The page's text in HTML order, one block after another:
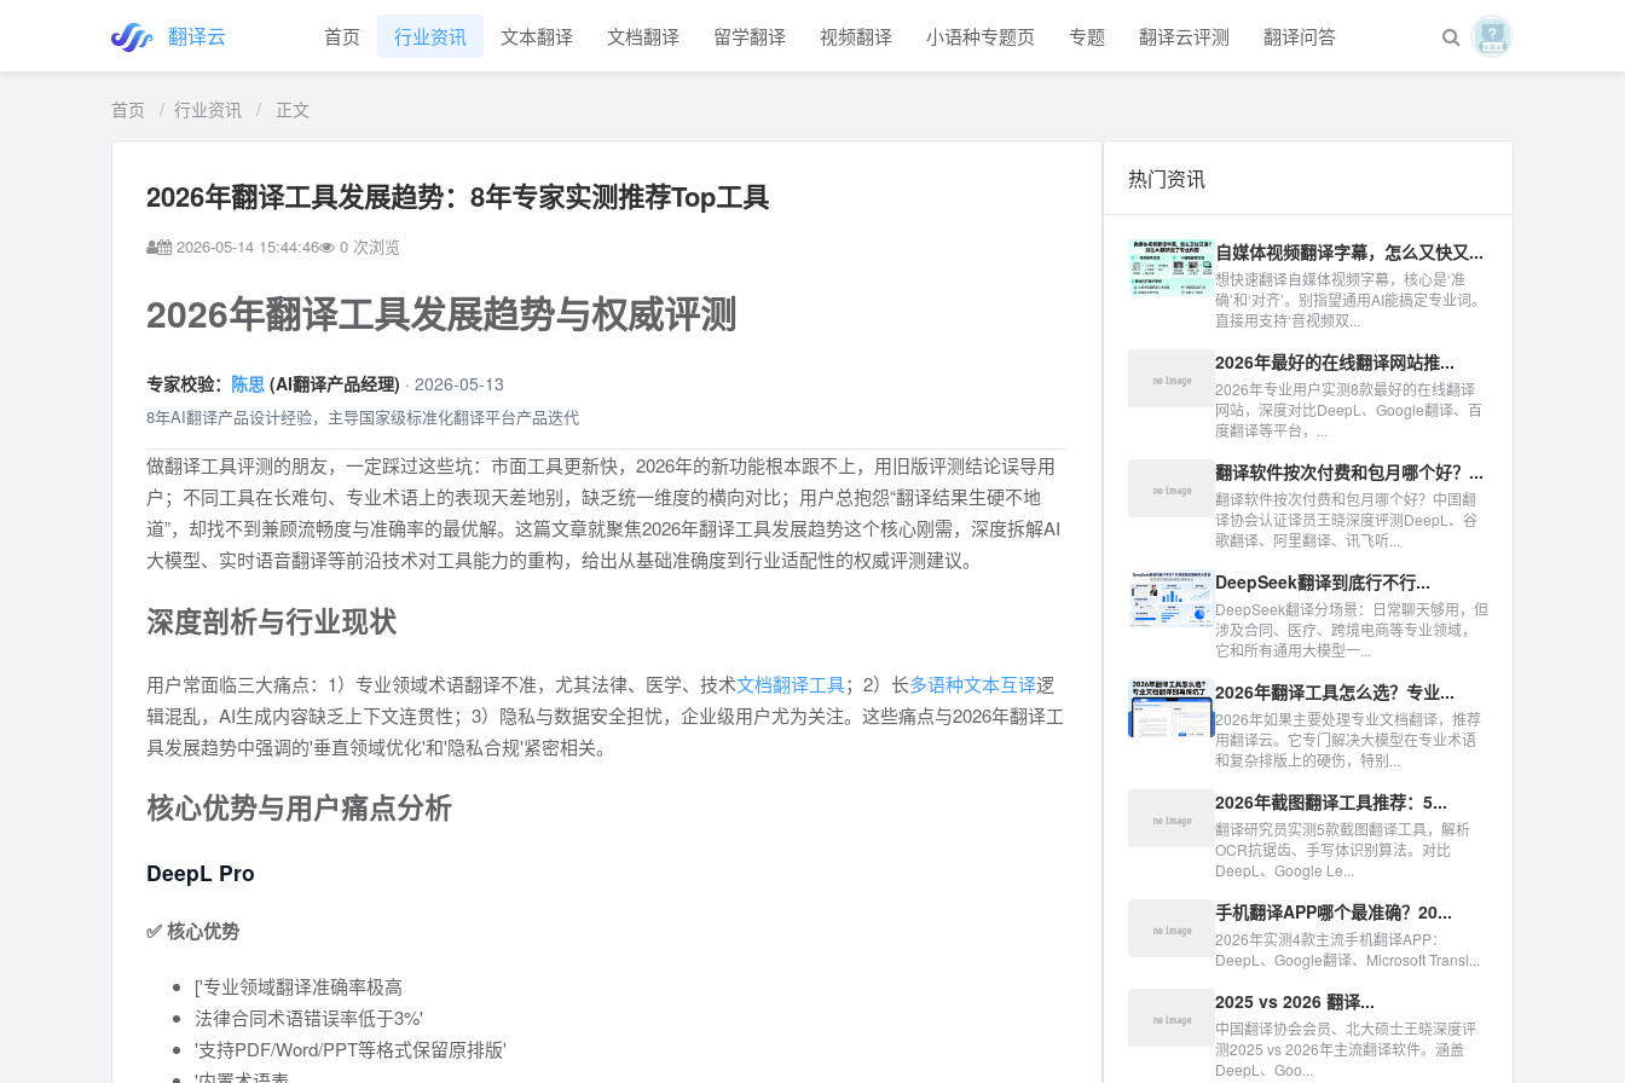
翻译云 首页 行业资讯 文本翻译 文档翻译 留学翻译 视频翻译 小语种专题页 专题 翻译云评测 翻译问答
首页 / 行业资讯 / 正文
2026年翻译工具发展趋势：8年专家实测推荐Top工具
2026-05-14 15:44:46 0 次浏览
2026年翻译工具发展趋势与权威评测
专家校验： 陈思 (AI翻译产品经理) · 2026-05-13
8年AI翻译产品设计经验，主导国家级标准化翻译平台产品迭代
做翻译工具评测的朋友，一定踩过这些坑：市面工具更新快，2026年的新功能根本跟不上，用旧版评测结论误导用
户；不同工具在长难句、专业术语上的表现天差地别，缺乏统一维度的横向对比；用户总抱怨“翻译结果生硬不地
道”，却找不到兼顾流畅度与准确率的最优解。这篇文章就聚焦2026年翻译工具发展趋势这个核心刚需，深度拆解AI
大模型、实时语音翻译等前沿技术对工具能力的重构，给出从基础准确度到行业适配性的权威评测建议。
深度剖析与行业现状
用户常面临三大痛点：1）专业领域术语翻译不准，尤其法律、医学、技术文档翻译工具；2）长多语种文本互译逻
辑混乱，AI生成内容缺乏上下文连贯性；3）隐私与数据安全担忧，企业级用户尤为关注。这些痛点与2026年翻译工
具发展趋势中强调的'垂直领域优化'和'隐私合规'紧密相关。
核心优势与用户痛点分析
DeepL Pro
✅ 核心优势
['专业领域翻译准确率极高
法律合同术语错误率低于3%'
'支持PDF/Word/PPT等格式保留原排版'
热门资讯
自媒体视频翻译字幕，怎么又快又...
想快速翻译自媒体视频字幕，核心是‘准
确’和‘对齐’。别指望通用AI能搞定专业词。
直接用支持‘音视频双...
2026年最好的在线翻译网站推...
2026年专业用户实测8款最好的在线翻译
网站，深度对比DeepL、Google翻译、百
度翻译等平台，...
翻译软件按次付费和包月哪个好？...
翻译软件按次付费和包月哪个好？中国翻
译协会认证译员王晓深度评测DeepL、谷
歌翻译、阿里翻译、讯飞听...
DeepSeek翻译到底行不行...
DeepSeek翻译分场景：日常聊天够用，但
涉及合同、医疗、跨境电商等专业领域，
它和所有通用大模型一...
2026年翻译工具怎么选？专业...
2026年如果主要处理专业文档翻译，推荐
用翻译云。它专门解决大模型在专业术语
和复杂排版上的硬伤，特别...
2026年截图翻译工具推荐：5...
翻译研究员实测5款截图翻译工具，解析
OCR抗锯齿、手写体识别算法。对比
DeepL、Google Le...
手机翻译APP哪个最准确？20...
2026年实测4款主流手机翻译APP：
DeepL、Google翻译、Microsoft Transl...
2025 vs 2026 翻译...
中国翻译协会会员、北大硕士王晓深度评
测2025 vs 2026年主流翻译软件。涵盖
DeepL、Goo...